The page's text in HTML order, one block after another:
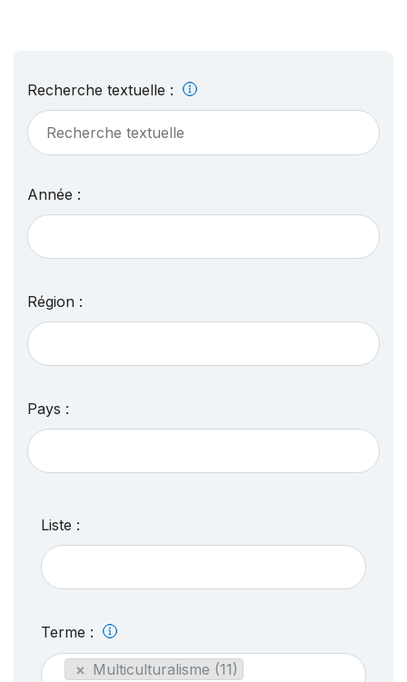
Recherche textuelle :
Année :
Région :
Pays :
Liste :
Terme :
× Multiculturalisme (11)